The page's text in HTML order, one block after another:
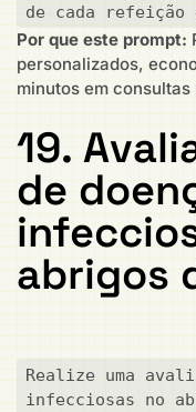
de cada refeição
Por que este prompt:
personalizados,
minutos em
19.
de
abrigos
Realize uma
infecciosas no